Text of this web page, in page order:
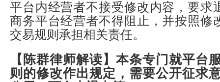
平台内经营者不接受修改内容，要求
商务平台经营者不得阻止，并按照修
交易规则承担相关责任。
【陈群律师解读】 本条专门就平台
则的修改作出规定，需要公开征求